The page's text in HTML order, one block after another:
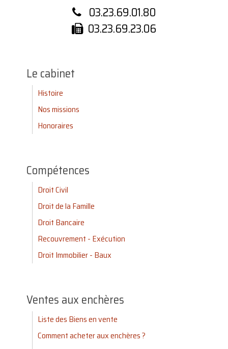
03.23.69.01.80
03.23.69.23.06
Le cabinet
Histoire
Nos missions
Honoraires
Compétences
Droit Civil
Droit de la Famille
Droit Bancaire
Recouvrement - Exécution
Droit Immobilier - Baux
Ventes aux enchères
Liste des Biens en vente
Comment acheter aux enchères ?